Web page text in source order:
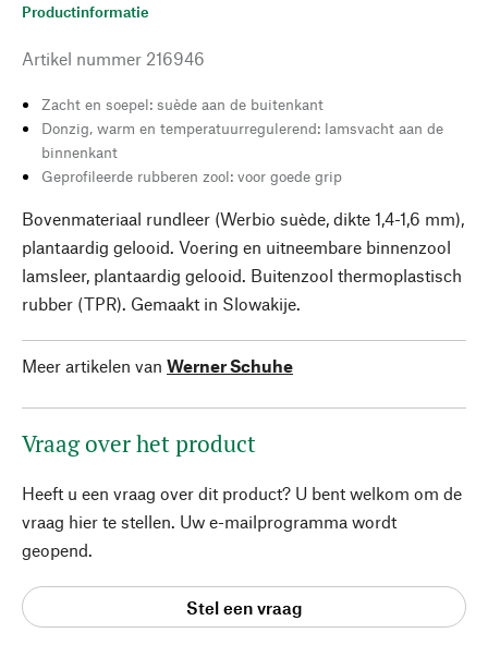
Productinformatie
Artikel nummer 216946
Zacht en soepel: suède aan de buitenkant
Donzig, warm en temperatuurregulerend: lamsvacht aan de
binnenkant
Geprofileerde rubberen zool: voor goede grip
Bovenmateriaal rundleer (Werbio suède, dikte 1,4-1,6 mm),
plantaardig gelooid. Voering en uitneembare binnenzool
lamsleer, plantaardig gelooid. Buitenzool thermoplastisch
rubber (TPR). Gemaakt in Slowakije.
Meer artikelen van Werner Schuhe
Vraag over het product
Heeft u een vraag over dit product? U bent welkom om de
vraag hier te stellen. Uw e-mailprogramma wordt
geopend.
Stel een vraag